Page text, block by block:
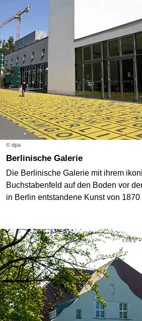
© dpa
Berlinische Galerie
Die Berlinische Galerie mit ihrem
Buchstabenfeld auf den Boden vor
in Berlin entstandene Kunst von 1870